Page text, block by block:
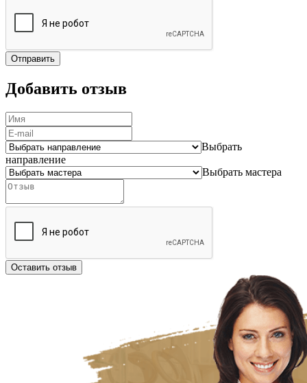
Отправить
Добавить отзыв
Выбрать
направление
Выбрать мастера
Оставить отзыв